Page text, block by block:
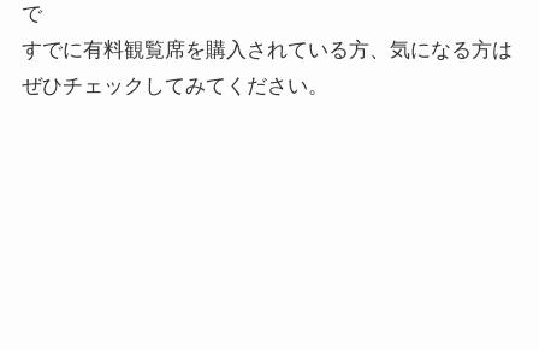
で
すでに有料観覧席を購入されている方、気になる方は
ぜひチェックしてみてください。